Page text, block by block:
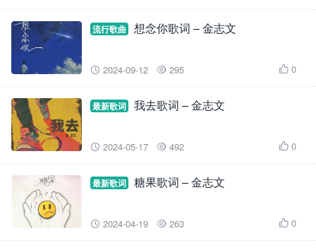
流行歌曲 想念你歌词 – 金志文
 2024-09-12  295  0
最新歌词 我去歌词 – 金志文
 2024-05-17  492  0
最新歌词 糖果歌词 – 金志文
 2024-04-19  263  0